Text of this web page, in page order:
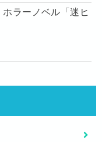
ラーノベル「迷ヒ